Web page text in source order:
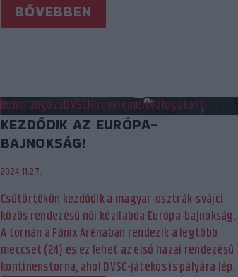
BŐVEBBEN
BeharangozóDVSCHírekKiemeltVálogatott
KEZDŐDIK AZ EURÓPA-
BAJNOKSÁG!
2024.11.27.
Csütörtökön kezdődik a magyar-osztrák-svájci
közös rendezésű női kézilabda Európa-bajnokság.
A tornán a Főnix Arénában rendezik a legtöbb
meccset (24) és ez lehet az első hazai rendezésű
kontinenstorna, ahol DVSC-játékos is pályára lép.